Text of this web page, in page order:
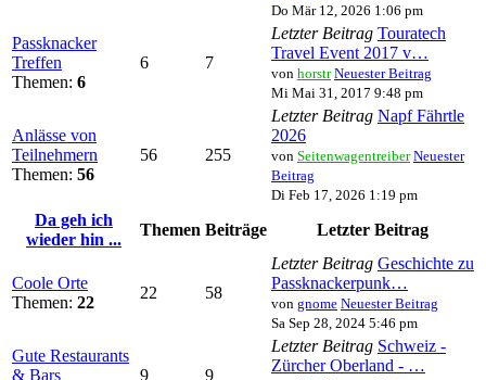
Do Mär 12, 2026 1:06 pm
Passknacker
Treffen
Themen: 6
6 7
Letzter Beitrag Touratech
Travel Event 2017 v…
von horstr Neuester Beitrag
Mi Mai 31, 2017 9:48 pm
Anlässe von
Teilnehmern
Themen: 56
56 255
Letzter Beitrag Napf Fährtle
2026
von Seitenwagentreiber Neuester
Beitrag
Di Feb 17, 2026 1:19 pm
Da geh ich
wieder hin ...
Themen Beiträge Letzter Beitrag
Coole Orte
Themen: 22
22 58
Letzter Beitrag Geschichte zu
Passknackerpunk…
von gnome Neuester Beitrag
Sa Sep 28, 2024 5:46 pm
Gute Restaurants
& Bars
9 9
Letzter Beitrag Schweiz -
Zürcher Oberland - …